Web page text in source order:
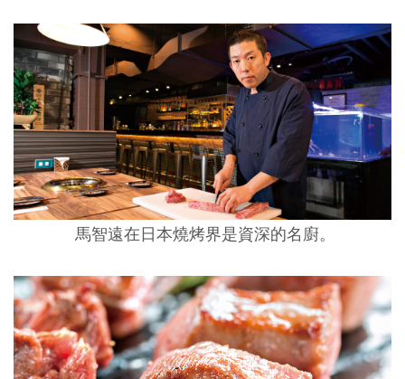
馬智遠在日本燒烤界是資深的名廚。